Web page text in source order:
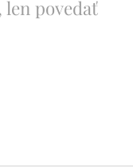
povedať